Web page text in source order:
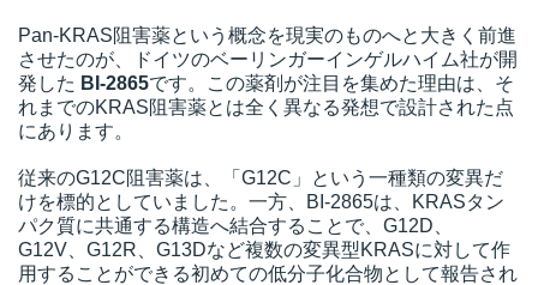
Pan-KRAS阻害薬という概念を現実のものへと大きく前進
させたのが、ドイツのベーリンガーインゲルハイム社が開
発した BI-2865です。この薬剤が注目を集めた理由は、そ
れまでのKRAS阻害薬とは全く異なる発想で設計された点
にあります。
従来のG12C阻害薬は、「G12C」という一種類の変異だ
けを標的としていました。一方、BI-2865は、KRASタン
パク質に共通する構造へ結合することで、G12D、
G12V、G12R、G13Dなど複数の変異型KRASに対して作
用することができる初めての低分子化合物として報告され